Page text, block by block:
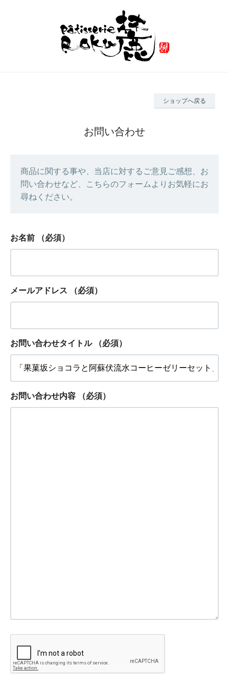
ショップへ戻る
お問い合わせ
商品に関する事や、当店に対するご意見ご感想、お
問い合わせなど、こちらのフォームよりお気軽にお
尋ねください。
お名前 （必須）
メールアドレス （必須）
お問い合わせタイトル （必須）
お問い合わせ内容 （必須）